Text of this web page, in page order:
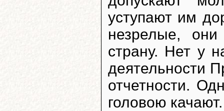
уступают им
незрелые,
страну. Нет у
деятельности
отчетности.
головою качают.